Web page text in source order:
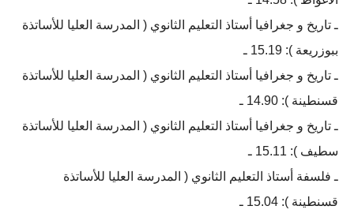
ـ تاريخ و جغرافيا أستاذ التعليم الثانوي ( المدرسة العليا للأساتذة
ببوزريعة ): 15.19 ـ
ـ تاريخ و جغرافيا أستاذ التعليم الثانوي ( المدرسة العليا للأساتذة
قسنطينة ): 14.90 ـ
ـ تاريخ و جغرافيا أستاذ التعليم الثانوي ( المدرسة العليا للأساتذة
سطيف ): 15.11 ـ
ـ فلسفة أستاذ التعليم الثانوي ( المدرسة العليا للأساتذة
قسنطينة ): 15.04 ـ